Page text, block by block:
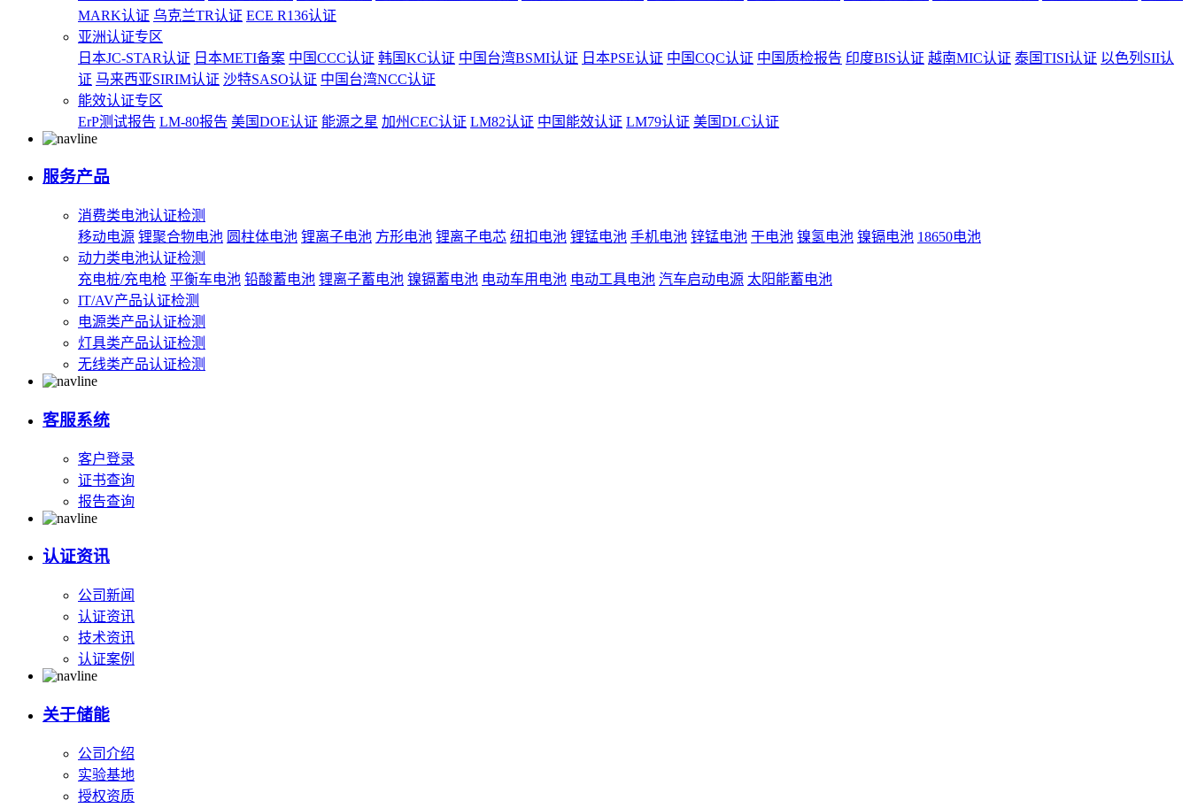
MARK认证 乌克兰TR认证 ECE R136认证
亚洲认证专区
日本JC-STAR认证 日本METI备案 中国CCC认证 韩国KC认证 中国台湾BSMI认证 日本PSE认证 中国CQC认证 中国质检报告 印度BIS认证 越南MIC认证 泰国TISI认证 以色列SII认
证 马来西亚SIRIM认证 沙特SASO认证 中国台湾NCC认证
能效认证专区
ErP测试报告 LM-80报告 美国DOE认证 能源之星 加州CEC认证 LM82认证 中国能效认证 LM79认证 美国DLC认证
服务产品
消费类电池认证检测
移动电源 锂聚合物电池 圆柱体电池 锂离子电池 方形电池 锂离子电芯 纽扣电池 锂锰电池 手机电池 锌锰电池 干电池 镍氢电池 镍镉电池 18650电池
动力类电池认证检测
充电桩/充电枪 平衡车电池 铅酸蓄电池 锂离子蓄电池 镍镉蓄电池 电动车用电池 电动工具电池 汽车启动电源 太阳能蓄电池
IT/AV产品认证检测
电源类产品认证检测
灯具类产品认证检测
无线类产品认证检测
客服系统
客户登录
证书查询
报告查询
认证资讯
公司新闻
认证资讯
技术资讯
认证案例
关于储能
公司介绍
实验基地
授权资质